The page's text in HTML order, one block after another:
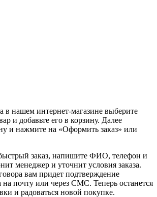
в нашем интернет-магазине выберите
и добавьте его в корзину. Далее
и нажмите на «Оформить заказ» или
заказ, напишите ФИО, телефон и
менеджер и уточнит условия заказа.
вам придет подтверждение
на почту или через СМС. Теперь останется
и радоваться новой покупке.